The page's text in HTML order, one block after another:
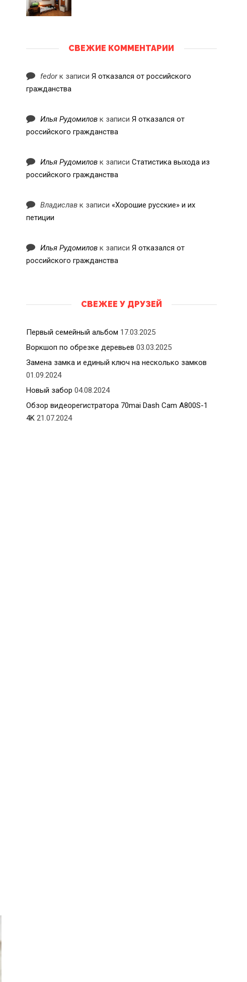
СВЕЖИЕ КОММЕНТАРИИ
fedorк записи Я отказался от российского
гражданства
Илья Рудомиловк записи Я отказался от
российского гражданства
Илья Рудомиловк записи Статистика выхода из
российского гражданства
Владиславк записи «Хорошие русские» и их
петиции
Илья Рудомиловк записи Я отказался от
российского гражданства
СВЕЖЕЕ У ДРУЗЕЙ
Первый семейный альбом 17.03.2025
Воркшоп по обрезке деревьев 03.03.2025
Замена замка и единый ключ на несколько замков
01.09.2024
Новый забор 04.08.2024
Обзор видеорегистратора 70mai Dash Cam A800S-1
4K 21.07.2024